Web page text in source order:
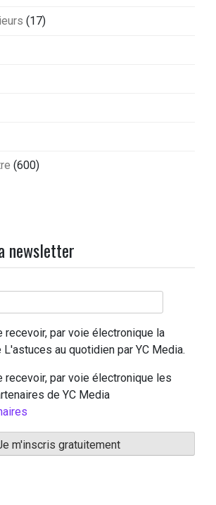
(17)
(600)
newsletter
recevoir, par voie électronique la
au quotidien par YC Media.
recevoir, par voie électronique les
de YC Media